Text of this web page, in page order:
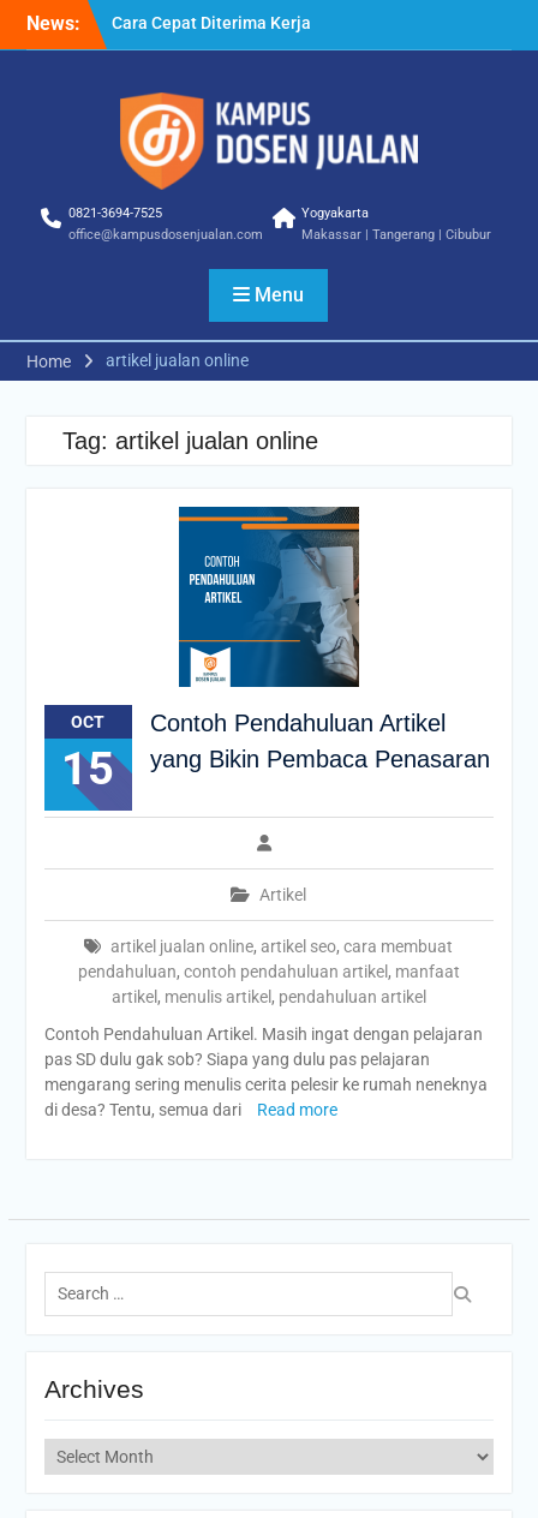
News:
Cara Cepat Diterima Kerja
– Tips Praktis yang Bisa
Cara Biar Dapat Pekerjaan
– Panduan Lengkap untuk
Pencari Kerja
Cara Dapat Pekerjaan –
Memperbesar Peluang
0821-3694-7525
office@kampusdosenjualan.com
Yogyakarta
Makassar | Tangerang | Cibubur
Menu
Home artikel jualan online
Tag: artikel jualan online
OCT
15
Contoh Pendahuluan Artikel
yang Bikin Pembaca Penasaran
Artikel
artikel jualan online,artikel seo,cara membuat
pendahuluan, contoh pendahuluan artikel , manfaat
artikel , menulis artikel , pendahuluan artikel
Contoh Pendahuluan Artikel. Masih ingat dengan pelajaran
pas SD dulu gak sob? Siapa yang dulu pas pelajaran
mengarang sering menulis cerita pelesir ke rumah neneknya
di desa? Tentu, semua dari
Read more
Search
for:
Archives
Archives